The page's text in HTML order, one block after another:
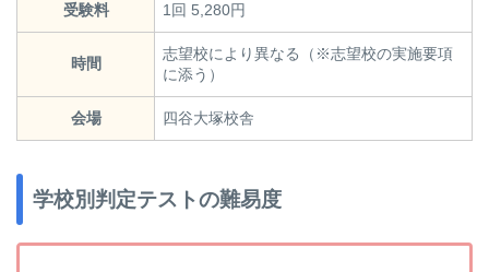
受験料 1回 5,280円
時間
志望校により異なる（※志望校の実施要項
に添う）
会場 四谷大塚校舎
学校別判定テストの難易度